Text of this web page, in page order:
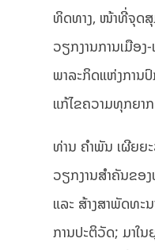
ທິດທາງ, ໜ້າທີ່ຈຸດສຸ
ວຽກງານການເມືອ
ພາລະກິດແຫ່ງການ
ແກ້ໄຂຄວາມທຸກຍາ
ທ່ານ ຄຳພັນ ເຜີຍຍ
ວຽກງານສຳຄັນຂອ
ແລະ ສ້າງສາພັດທະ
ການປະຕິວັດ; ມາໃ